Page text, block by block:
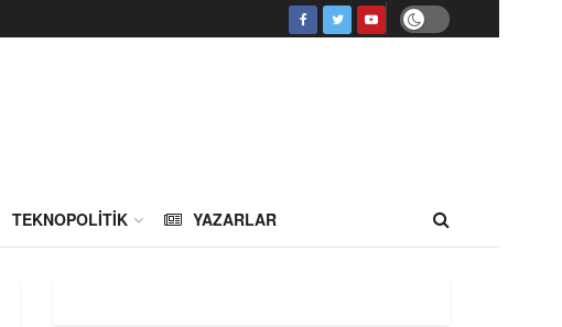
TEKNOPOLITIK YAZARLAR